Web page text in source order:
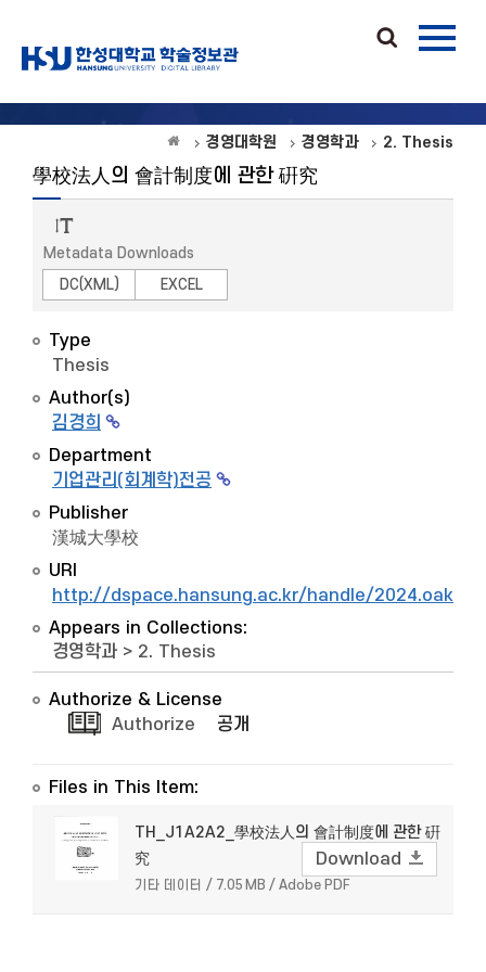
경영대학원 경영학과 2. Thesis
學校法人의 會計制度에 관한 硏究
Metadata Downloads
DC(XML)
EXCEL
Type
Thesis
Author(s)
김경희
Department
기업관리(회계학)전공
Publisher
漢城大學校
URI
http://dspace.hansung.ac.kr/handle/2024.oak/
Appears in Collections:
경영학과 > 2. Thesis
Authorize & License
Authorize
공개
Files in This Item:
TH_J1A2A2_學校法人의 會計制度에 관한 硏
究
기타 데이터 / 7.05 MB / Adobe PDF
Download